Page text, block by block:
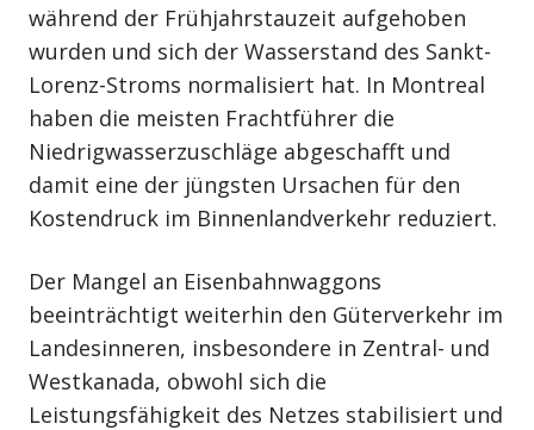
während der Frühjahrstauzeit aufgehoben
wurden und sich der Wasserstand des Sankt-
Lorenz-Stroms normalisiert hat. In Montreal
haben die meisten Frachtführer die
Niedrigwasserzuschläge abgeschafft und
damit eine der jüngsten Ursachen für den
Kostendruck im Binnenlandverkehr reduziert.
Der Mangel an Eisenbahnwaggons
beeinträchtigt weiterhin den Güterverkehr im
Landesinneren, insbesondere in Zentral- und
Westkanada, obwohl sich die
Leistungsfähigkeit des Netzes stabilisiert und